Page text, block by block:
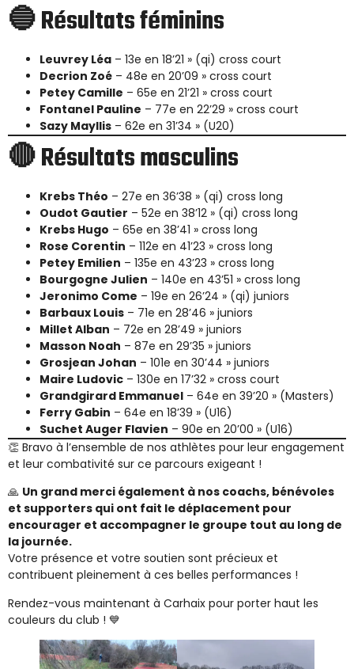
🔵 Résultats féminins
Leuvrey Léa – 13e en 18’21 » (qi) cross court
Decrion Zoé – 48e en 20’09 » cross court
Petey Camille – 65e en 21’21 » cross court
Fontanel Pauline – 77e en 22’29 » cross court
Sazy Mayllis – 62e en 31’34 » (U20)
🔴 Résultats masculins
Krebs Théo – 27e en 36’38 » (qi) cross long
Oudot Gautier – 52e en 38’12 » (qi) cross long
Krebs Hugo – 65e en 38’41 » cross long
Rose Corentin – 112e en 41’23 » cross long
Petey Emilien – 135e en 43’23 » cross long
Bourgogne Julien – 140e en 43’51 » cross long
Jeronimo Come – 19e en 26’24 » (qi) juniors
Barbaux Louis – 71e en 28’46 » juniors
Millet Alban – 72e en 28’49 » juniors
Masson Noah – 87e en 29’35 » juniors
Grosjean Johan – 101e en 30’44 » juniors
Maire Ludovic – 130e en 17’32 » cross court
Grandgirard Emmanuel – 64e en 39’20 » (Masters)
Ferry Gabin – 64e en 18’39 » (U16)
Suchet Auger Flavien – 90e en 20’00 » (U16)
👏 Bravo à l’ensemble de nos athlètes pour leur engagement
et leur combativité sur ce parcours exigeant !
🙏 Un grand merci également à nos coachs, bénévoles
et supporters qui ont fait le déplacement pour
encourager et accompagner le groupe tout au long de
la journée.
Votre présence et votre soutien sont précieux et
contribuent pleinement à ces belles performances !
Rendez-vous maintenant à Carhaix pour porter haut les
couleurs du club ! 💙